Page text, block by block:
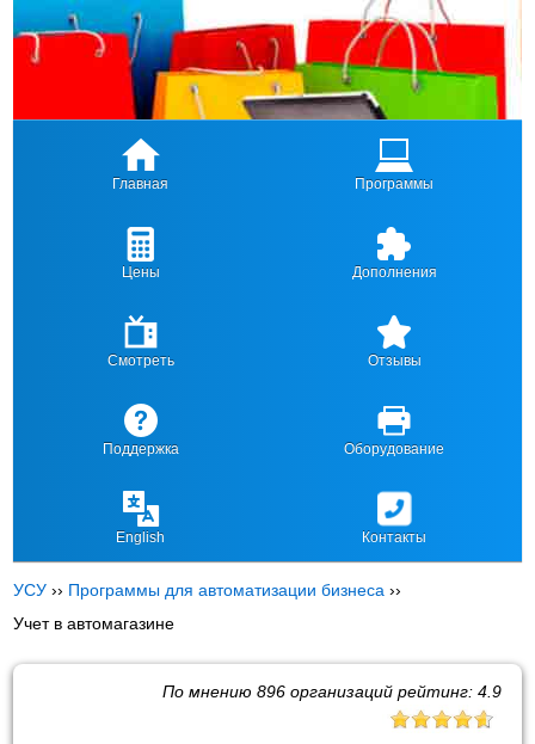
Главная Программы
Цены Дополнения
Смотреть Отзывы
Поддержка Оборудование
English Контакты
УСУ ›› Программы для автоматизации бизнеса ››
Учет в автомагазине
По мнению 896организаций рейтинг: 4.9